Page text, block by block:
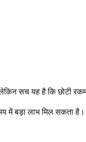
सच यह है कि छोटी
में बड़ा लाभ मिल सकता है।